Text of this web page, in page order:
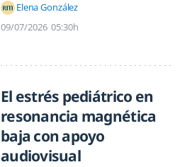
Elena González
09/07/2026 05:30h
El estrés pediátrico en
resonancia magnética
baja con apoyo
audiovisual